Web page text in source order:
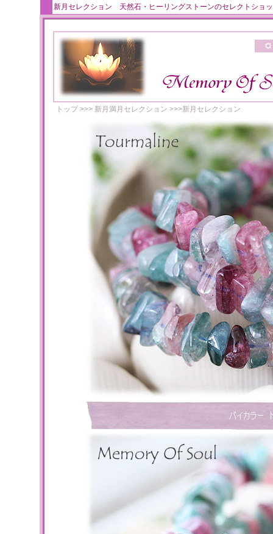
新月セレクション 天然石・ヒーリングストーンのセレクトショ
トップ>>> 新月満月セレクション >>>新月セレクション